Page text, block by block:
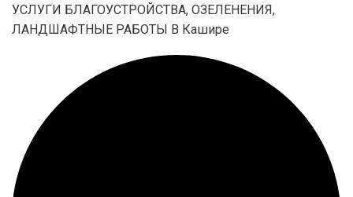
УСЛУГИ БЛАГОУСТРОЙСТВА, ОЗЕЛЕНЕНИЯ,
ЛАНДШАФТНЫЕ РАБОТЫ В Кашире